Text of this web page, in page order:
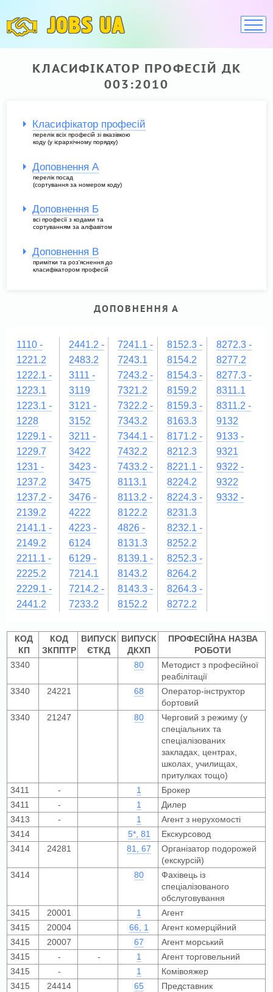
JOBS UA
КЛАСИФІКАТОР ПРОФЕСІЙ ДК
003:2010
Класифікатор професій
перелік всіх професій зі вказівкою
коду (у ієрархічному порядку)
Доповнення А
перелік посад
(сортування за номером коду)
Доповнення Б
всі професії з кодами та
сортуванням за алфавітом
Доповнення В
примітки та роз'яснення до
класифікатором професій
ДОПОВНЕННЯ А
1110 -
1221.2
1222.1 -
1223.1
1223.1 -
1228
1229.1 -
1229.7
1231 -
1237.2
1237.2 -
2139.2
2141.1 -
2149.2
2211.1 -
2225.2
2229.1 -
2441.2
2441.2 -
2483.2
3111 -
3119
3121 -
3152
3211 -
3422
3423 -
3475
3476 -
4222
4223 -
6124
6129 -
7214.1
7214.2 -
7233.2
7241.1 -
7243.1
7243.2 -
7321.2
7322.2 -
7343.2
7344.1 -
7432.2
7433.2 -
8113.1
8113.2 -
8122.2
4826 -
8131.3
8139.1 -
8143.2
8143.3 -
8152.2
8152.3 -
8154.2
8154.3 -
8159.2
8159.3 -
8163.3
8171.2 -
8212.3
8221.1 -
8224.2
8224.3 -
8231.3
8232.1 -
8252.2
8252.3 -
8264.2
8264.3 -
8272.2
8272.3 -
8277.2
8277.3 -
8311.1
8311.2 -
9132
9133 -
9321
9322 -
9322
9332 -
КОД
КП
КОД
ЗКППТР
ВИПУСК
ЄТКД
ВИПУСК
ДКХП
ПРОФЕСІЙНА НАЗВА
РОБОТИ
3340
80
Методист з професійної
реабілітації
3340
24221 68
Оператор-інструктор
бортовий
3340
21247 80
Черговий з режиму (у
спеціальних та
спеціалізованих
закладах, центрах,
школах, училищах,
притулках тощо)
3411
- 1
Брокер
3411
- 1
Дилер
3413
- 1
Агент з нерухомості
3414
5*, 81
Екскурсовод
3414
24281 81, 67
Організатор подорожей
(екскурсій)
3414
80
Фахівець із
спеціалізованого
обслуговування
3415
20001 1
Агент
3415
20004 66, 1
Агент комерційний
3415
20007 67
Агент морський
3415
- - 1
Агент торговельний
3415
- 1
Комівояжер
3415
24414 65
Представник